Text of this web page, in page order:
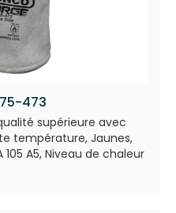
75-473
supérieure avec
température, Jaunes,
105 A5, Niveau de chaleur